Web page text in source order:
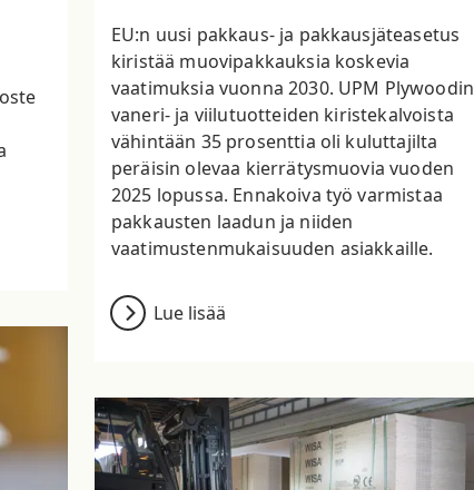
EU:n uusi pakkaus- ja pakkausjäteasetus
kiristää muovipakkauksia koskevia
vaatimuksia vuonna 2030. UPM Plywoodin
vaneri- ja viilutuotteiden kiristekalvoista
vähintään 35 prosenttia oli kuluttajilta
peräisin olevaa kierrätysmuovia vuoden
2025 lopussa. Ennakoiva työ varmistaa
pakkausten laadun ja niiden
vaatimustenmukaisuuden asiakkaille.
Lue lisää